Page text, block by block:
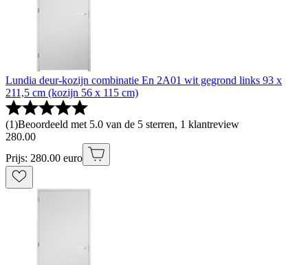
Lundia deur-kozijn combinatie En 2A01 wit gegrond links 93 x
211,5 cm (kozijn 56 x 115 cm)
(1)Beoordeeld met 5.0 van de 5 sterren, 1 klantreview
280.00
Prijs: 280.00 euro